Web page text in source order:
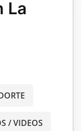
La
/ VIDEOS